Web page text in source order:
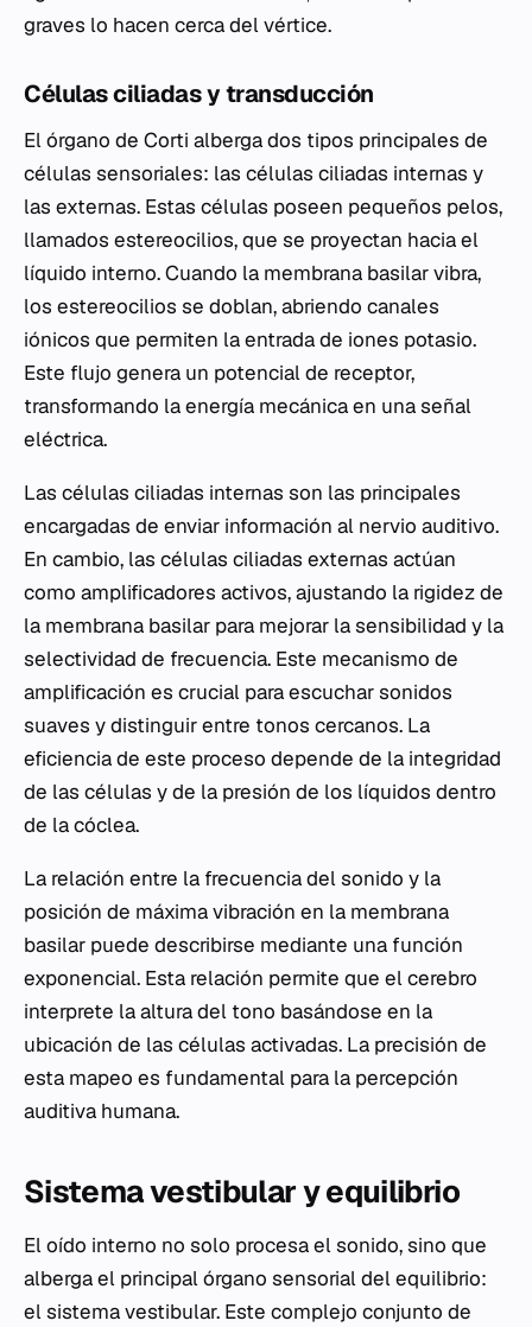
graves lo hacen cerca del vértice.
Células ciliadas y transducción
El órgano de Corti alberga dos tipos principales de
células sensoriales: las células ciliadas internas y
las externas. Estas células poseen pequeños pelos,
llamados estereocilios, que se proyectan hacia el
líquido interno. Cuando la membrana basilar vibra,
los estereocilios se doblan, abriendo canales
iónicos que permiten la entrada de iones potasio.
Este flujo genera un potencial de receptor,
transformando la energía mecánica en una señal
eléctrica.
Las células ciliadas internas son las principales
encargadas de enviar información al nervio auditivo.
En cambio, las células ciliadas externas actúan
como amplificadores activos, ajustando la rigidez de
la membrana basilar para mejorar la sensibilidad y la
selectividad de frecuencia. Este mecanismo de
amplificación es crucial para escuchar sonidos
suaves y distinguir entre tonos cercanos. La
eficiencia de este proceso depende de la integridad
de las células y de la presión de los líquidos dentro
de la cóclea.
La relación entre la frecuencia del sonido y la
posición de máxima vibración en la membrana
basilar puede describirse mediante una función
exponencial. Esta relación permite que el cerebro
interprete la altura del tono basándose en la
ubicación de las células activadas. La precisión de
esta mapeo es fundamental para la percepción
auditiva humana.
Sistema vestibular y equilibrio
El oído interno no solo procesa el sonido, sino que
alberga el principal órgano sensorial del equilibrio:
el sistema vestibular. Este complejo conjunto de